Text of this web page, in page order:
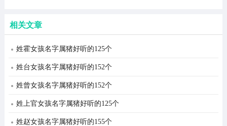
相关文章
姓霍女孩名字属猪好听的125个
姓台女孩名字属猪好听的152个
姓曾女孩名字属猪好听的152个
姓上官女孩名字属猪好听的125个
姓赵女孩名字属猪好听的155个